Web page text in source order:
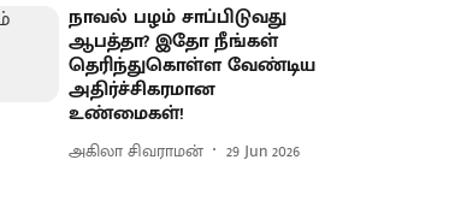
நாவல் பழம் சாப்பிடுவது
ஆபத்தா? இதோ நீங்கள்
தெரிந்துகொள்ள வேண்டிய
அதிர்ச்சிகரமான
உண்மைகள்!
அகிலா சிவராமன் 29 Jun 2026